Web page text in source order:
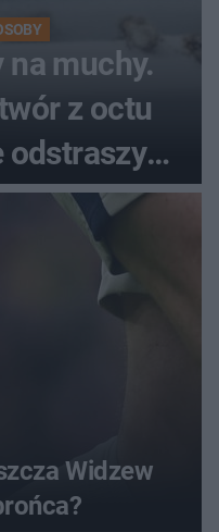
na muchy.
z octu
odstraszy
Widzew